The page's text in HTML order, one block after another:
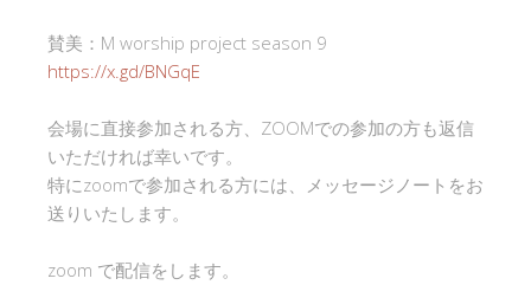
賛美：M worship project season 9
https://x.gd/BNGqE
会場に直接参加される方、ZOOMでの参加の方も返信
いただければ幸いです。
特にzoomで参加される方には、メッセージノートをお
送りいたします。
zoom で配信をします。